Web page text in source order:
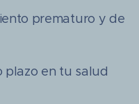
prematuro y de
plazo en tu salud